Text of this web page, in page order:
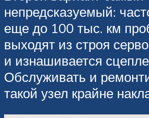
непредсказуемый:
еще до 100 тыс. км
выходят из строя
и изнашивается
Обслуживать и
такой узел крайне